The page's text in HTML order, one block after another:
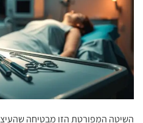
השיטה המפורטת הזו מבטיחה